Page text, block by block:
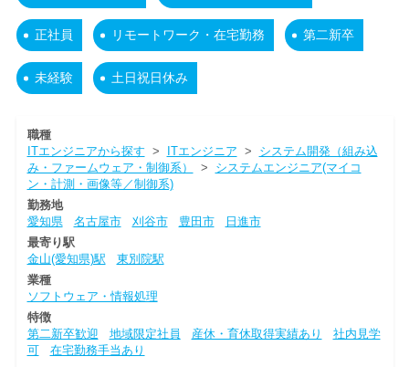
正社員 リモートワーク・在宅勤務 第二新卒
未経験 土日祝日休み
職種
ITエンジニアから探す > ITエンジニア > システム開発（組み込
み・ファームウェア・制御系）
> システムエンジニア(マイコ
ン・計測・画像等／制御系)
勤務地
愛知県
名古屋市 刈谷市 豊田市
日進市
最寄り駅
金山(愛知県)駅
東別院駅
業種
ソフトウェア・情報処理
特徴
第二新卒歓迎
地域限定社員 産休・育休取得実績あり
社内見学
可
在宅勤務手当あり